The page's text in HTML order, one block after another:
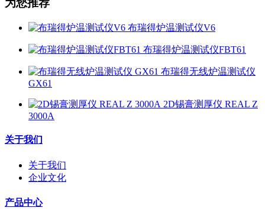
为您推荐
布瑞得炉温测试仪V6
布瑞得炉温测试仪FBT61
布瑞得无线炉温测试仪
GX61
2D锡膏测厚仪 REAL Z
3000A
关于我们
关于我们
企业文化
产品中心